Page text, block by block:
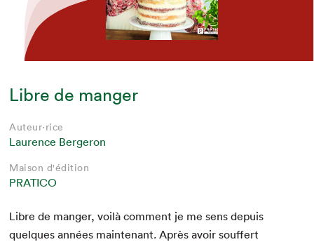
Libre de manger
Auteur·rice
Laurence Bergeron
Maison d'édition
PRATICO
Libre de manger, voilà com­ment je me sens depuis
quelques années main­tenant. Après avoir souf­fert